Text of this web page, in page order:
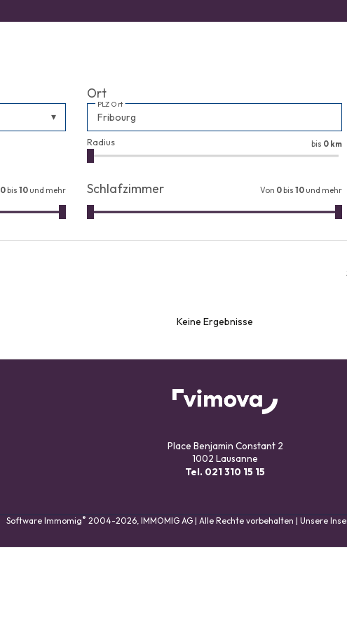
Ort
PLZ Ort
Radius bis 0 km
0 bis 10 und mehr Schlafzimmer Von 0 bis 10 und mehr
Keine Ergebnisse
Place Benjamin Constant 2
1002 Lausanne
Tel. 021 310 15 15
Software Immomig® 2004-2026, IMMOMIG AG | Alle Rechte vorbehalten | Unsere